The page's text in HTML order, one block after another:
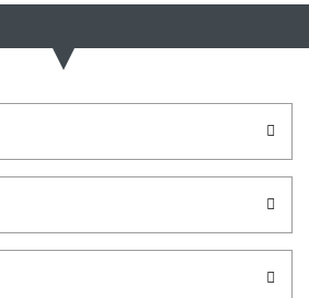
noktaları öneri formunu
teşekkür ederiz.
bulunuyor.
alternatifler olmalı.